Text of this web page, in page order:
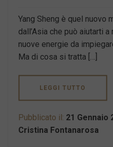
Yang Sheng è quel nuovo
dall’Asia che può aiutarti
nuove energie da
Ma di cosa si tratta […]
LEGGI TUTTO
Pubblicato il: 21 Gennaio
Cristina Fontanarosa